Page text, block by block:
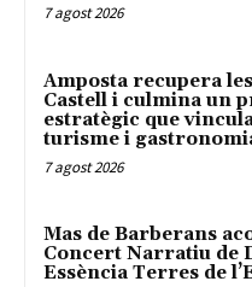
7 agost 2026
Amposta recupera
Castell i culmina un
estratègic que
turisme i
7 agost 2026
Mas de Barberans
Concert Narratiu de
Essència Terres de